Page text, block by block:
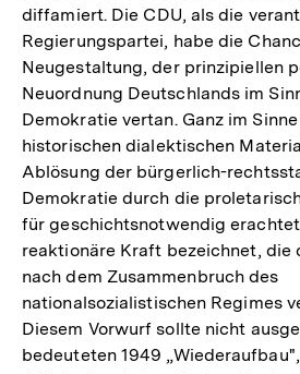
diffamiert. Die CDU, als die
Regierungspartei, habe die
Neugestaltung, der prinzipiellen
Neuordnung Deutschlands im
Demokratie vertan. Ganz im
historischen dialektischen
Ablösung der bürgerlich-
Demokratie durch die
für geschichtsnotwendig
reaktionäre Kraft bezeichnet, die
nach dem Zusammenbruch des
nationalsozialistischen Regimes
Diesem Vorwurf sollte nicht
bedeuteten 1949 „Wiederaufbau",